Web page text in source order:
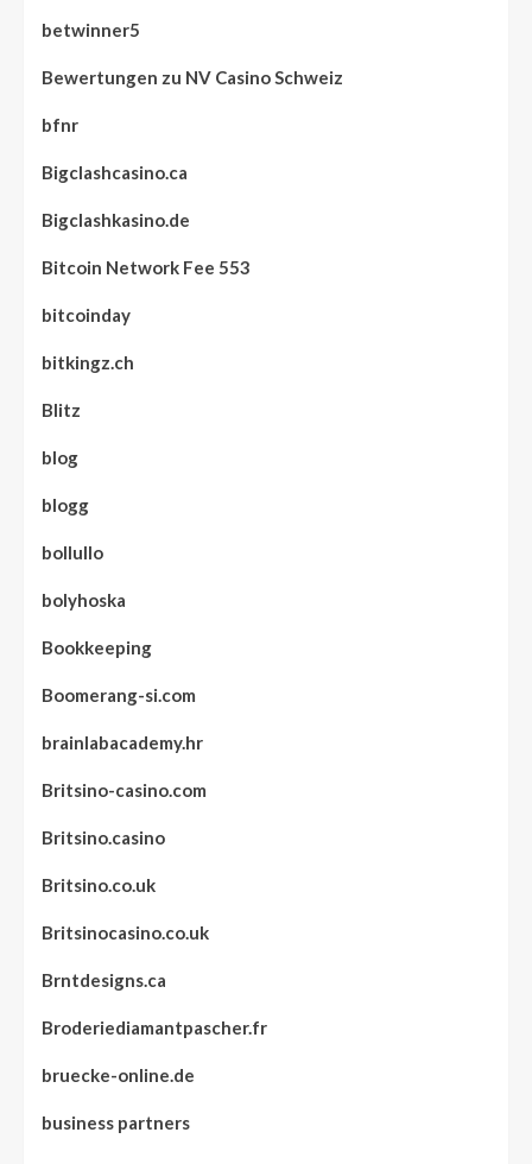
betwinner5
Bewertungen zu NV Casino Schweiz
bfnr
Bigclashcasino.ca
Bigclashkasino.de
Bitcoin Network Fee 553
bitcoinday
bitkingz.ch
Blitz
blog
blogg
bollullo
bolyhoska
Bookkeeping
Boomerang-si.com
brainlabacademy.hr
Britsino-casino.com
Britsino.casino
Britsino.co.uk
Britsinocasino.co.uk
Brntdesigns.ca
Broderiediamantpascher.fr
bruecke-online.de
business partners